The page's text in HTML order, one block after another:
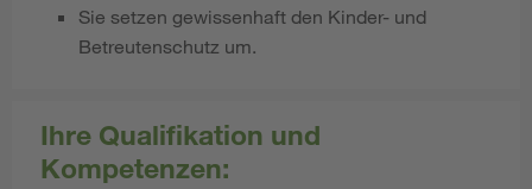
Sie setzen gewissenhaft den Kinder- und
Betreutenschutz um.
Ihre Qualifikation und
Kompetenzen: